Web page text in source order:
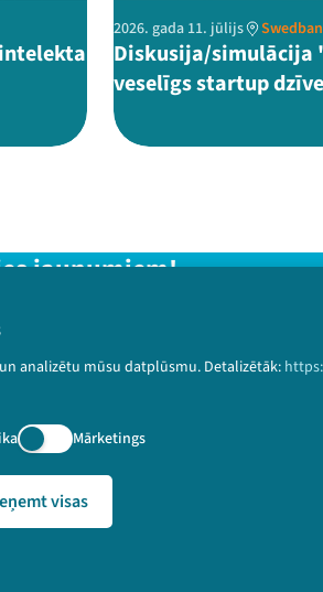
analizētu mūsu datplūsmu. Detalizētāk:
Mārketings
visas
2026. gada 11. jūlijs
Diskusija/simulācija
veselīgs startup
jaunumiem!
aktuālāko informāciju!
2033